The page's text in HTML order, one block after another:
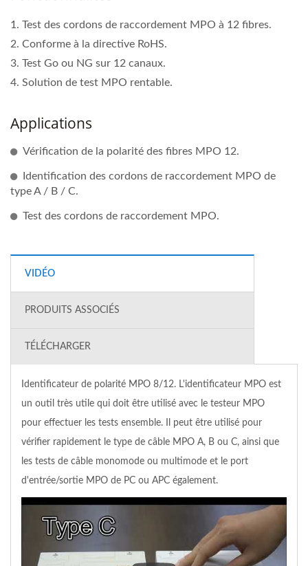
1. Test des cordons de raccordement MPO à 12 fibres.
2. Conforme à la directive RoHS.
3. Test Go ou NG sur 12 canaux.
4. Solution de test MPO rentable.
Applications
Vérification de la polarité des fibres MPO 12.
Identification des cordons de raccordement MPO de
type A / B / C.
Test des cordons de raccordement MPO.
VIDÉO
PRODUITS ASSOCIÉS
TÉLÉCHARGER
Identificateur de polarité MPO 8/12. L'identificateur MPO est
un outil très utile qui doit être utilisé avec le testeur MPO
pour effectuer les tests ensemble. Il peut être utilisé pour
vérifier rapidement le type de câble MPO A, B ou C, ainsi que
les tests de câble monomode ou multimode et le port
d'entrée/sortie MPO de PC ou APC également.